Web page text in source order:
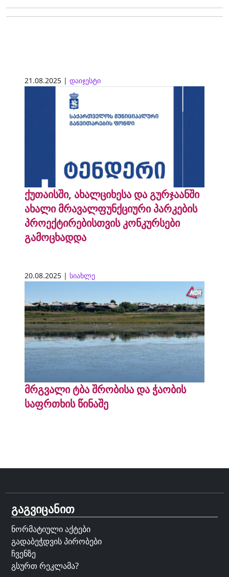
21.08.2025 | დაიჯესტი
ქუთაისში, ახალციხესა და გურჯაანში
ახალი მრავალფუნქციური პარკების
პროექტირებისთვის კონკურსები
გამოცხადდა
20.08.2025 | სიახლე
მრგვალი ტბა შრობისა და ჭაობის
საფრთხის წინაშე
გაგვიცანით
ნორმატიული აქტები
გადაბეჭდვის პირობები
ჩვენზე
გსურთ რეკლამა?